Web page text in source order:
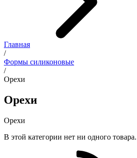
Главная
/
Формы силиконовые
/
Орехи
Орехи
Орехи
В этой категории нет ни одного товара.